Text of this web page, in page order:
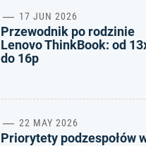
17 JUN 2026
Przewodnik po rodzinie
Lenovo ThinkBook: od
do 16p
22 MAY 2026
Priorytety podzespołów